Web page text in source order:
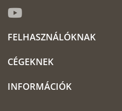
FELHASZNÁLÓKNAK
CÉGEKNEK
INFORMÁCIÓK